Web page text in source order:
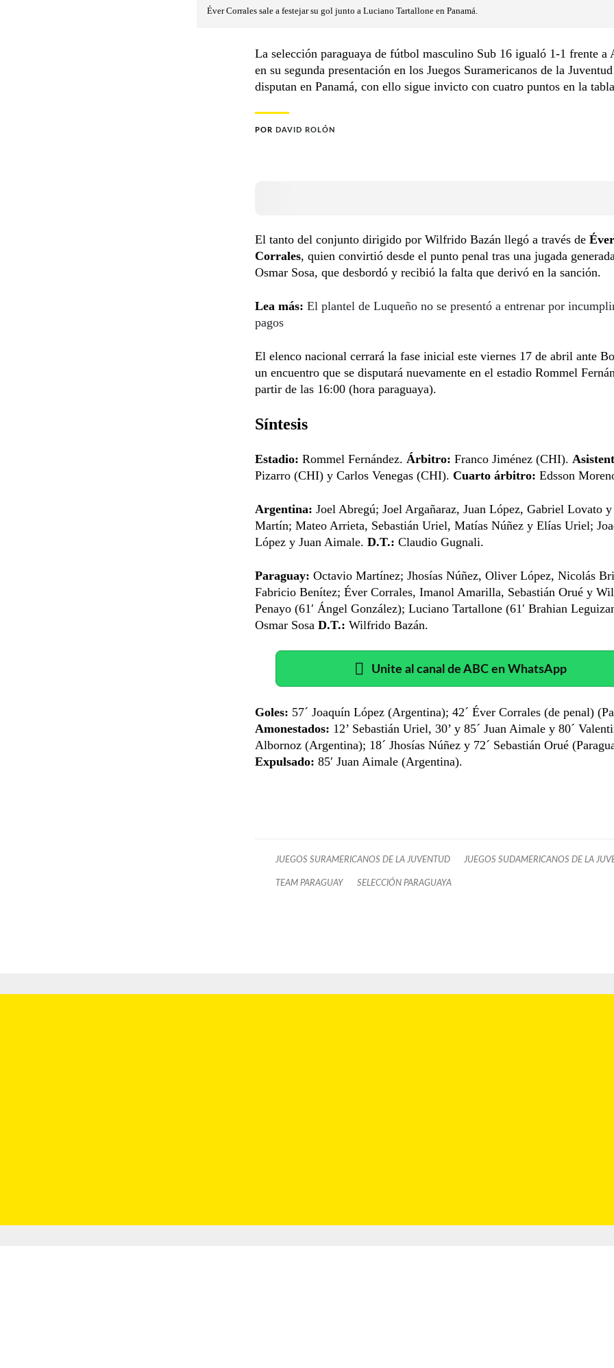
Éver Corrales sale a festejar su gol junto a Luciano Tartallone en Panamá.
La selección paraguaya de fútbol masculino Sub 16 igualó 1-1 frente a
en su segunda presentación en los Juegos Suramericanos de la
disputan en Panamá, con ello sigue invicto con cuatro puntos en la
POR DAVID ROLÓN
El tanto del conjunto dirigido por Wilfrido Bazán llegó a través de Éver
Corrales, quien convirtió desde el punto penal tras una jugada
Osmar Sosa, que desbordó y recibió la falta que derivó en la sanción.
Lea más: El plantel de Luqueño no se presentó a entrenar por
pagos
El elenco nacional cerrará la fase inicial este viernes 17 de abril ante
un encuentro que se disputará nuevamente en el estadio Rommel
partir de las 16:00 (hora paraguaya).
Síntesis
Estadio: Rommel Fernández. Árbitro: Franco Jiménez (CHI).
Pizarro (CHI) y Carlos Venegas (CHI). Cuarto árbitro: Edsson
Argentina: Joel Abregú; Joel Argañaraz, Juan López, Gabriel Lovato
Martín; Mateo Arrieta, Sebastián Uriel, Matías Núñez y Elías Uriel;
López y Juan Aimale. D.T.: Claudio Gugnali.
Paraguay: Octavio Martínez; Jhosías Núñez, Oliver López, Nicolás
Fabricio Benítez; Éver Corrales, Imanol Amarilla, Sebastián Orué y
Penayo (61′ Ángel González); Luciano Tartallone (61′ Brahian
Osmar Sosa D.T.: Wilfrido Bazán.
Unite al canal de ABC en WhatsApp
Goles: 57´ Joaquín López (Argentina); 42´ Éver Corrales (de penal)
Amonestados: 12’ Sebastián Uriel, 30’ y 85´ Juan Aimale y 80´
Albornoz (Argentina); 18´ Jhosías Núñez y 72´ Sebastián Orué
Expulsado: 85′ Juan Aimale (Argentina).
JUEGOS SURAMERICANOS DE LA JUVENTUD JUEGOS SUDAMERICANOS DE LA
TEAM PARAGUAY SELECCIÓN PARAGUAYA